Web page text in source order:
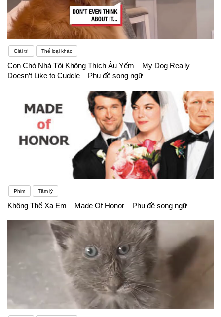
Giải trí Thể loại khác
Con Chó Nhà Tôi Không Thích Âu Yếm – My Dog Really
Doesn’t Like to Cuddle – Phụ đề song ngữ
Phim Tâm lý
Không Thể Xa Em – Made Of Honor – Phụ đề song ngữ